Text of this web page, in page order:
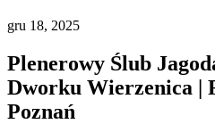
gru 18, 2025
Plenerowy Ślub
Dworku Wierzenica |
Poznań